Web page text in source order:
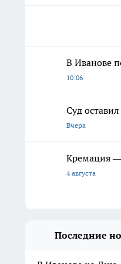
В Иванове
10:06
Суд
Вчера
Кремация —
4 августа
Последние